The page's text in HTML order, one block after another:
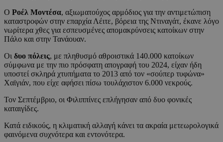
Ο Ροέλ Μοντέσα, αξιωματούχος αρμόδιος για την αντιμετώπιση
καταστροφών στην επαρχία Λέιτε, βόρεια της Ντιναγάτ, έκανε λόγο
νωρίτερα χθες για εσπευσμένες απομακρύνσεις κατοίκων στην
Πάλο και στην Τανάουαν.
Οι δυο πόλεις, με πληθυσμό αθροιστικά 140.000 κατοίκων
σύμφωνα με την πιο πρόσφατη απογραφή του 2024, είχαν ήδη
υποστεί σκληρά χτυπήματα το 2013 από τον «σούπερ τυφώνα»
Χαϊγιάν, που είχε αφήσει πίσω τουλάχιστον 6.000 νεκρούς.
Τον Σεπτέμβριο, οι Φιλιππίνες επλήγησαν από δυο φονικές
καταιγίδες.
Κατά ειδικούς, η κλιματική αλλαγή κάνει τα ακραία μετεωρολογικά
φαινόμενα συχνότερα και εντονότερα.